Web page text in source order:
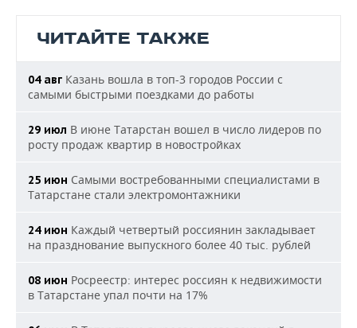
ЧИТАЙТЕ ТАКЖЕ
04 авг Казань вошла в топ-3 городов России с
самыми быстрыми поездками до работы
29 июл В июне Татарстан вошел в число лидеров по
росту продаж квартир в новостройках
25 июн Самыми востребованными специалистами в
Татарстане стали электромонтажники
24 июн Каждый четвертый россиянин закладывает
на празднование выпускного более 40 тыс. рублей
08 июн Росреестр: интерес россиян к недвижимости
в Татарстане упал почти на 17%